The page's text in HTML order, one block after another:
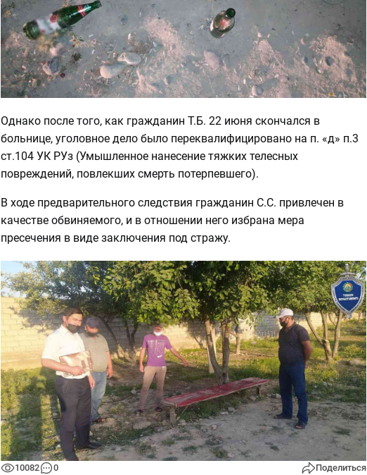
Однако после того, как гражданин Т.Б. 22 июня скончался в
больнице, уголовное дело было переквалифицировано на п. «д» п.3
ст.104 УК РУз (Умышленное нанесение тяжких телесных
повреждений, повлекших смерть потерпевшего).
В ходе предварительного следствия гражданин С.С. привлечен в
качестве обвиняемого, и в отношении него избрана мера
пресечения в виде заключения под стражу.
10082 0 Поделиться